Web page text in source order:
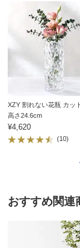
※ベンジンやシ
に使用しないで
する恐れがござ
※たわしや研磨
しないでくださ
あります。
※欠けたりヒビ
い。
2022/10/13
XZY 割れない花瓶 カッ
高さ24.6cm
¥4,620
(10)
おすすめ関連